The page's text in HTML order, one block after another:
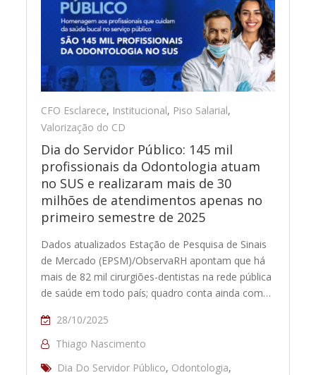
CFO Esclarece, Institucional, Piso Salarial,
Valorização do CD
Dia do Servidor Público: 145 mil
profissionais da Odontologia atuam
no SUS e realizaram mais de 30
milhões de atendimentos apenas no
primeiro semestre de 2025
Dados atualizados Estação de Pesquisa de Sinais
de Mercado (EPSM)/ObservaRH apontam que há
mais de 82 mil cirurgiões-dentistas na rede pública
de saúde em todo país; quadro conta ainda com…
28/10/2025
Thiago Nascimento
Dia Do Servidor Público, Odontologia,